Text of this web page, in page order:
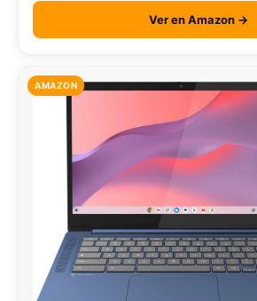
Ver en Amazon →
AMAZON